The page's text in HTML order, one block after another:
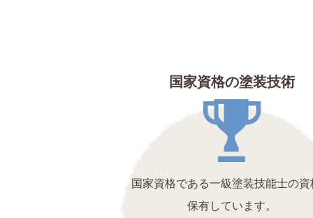
国家資格の塗装技術
国家資格である一級塗装技能士の資
保有しています。